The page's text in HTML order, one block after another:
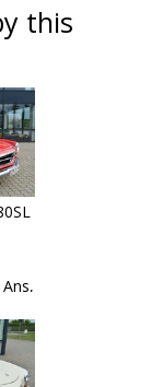
this